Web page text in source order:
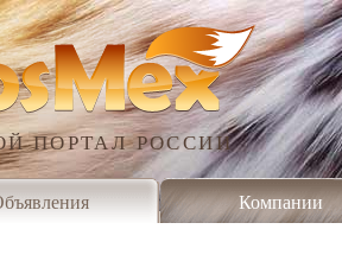
ПОРТАЛ РОССИИ
Компании